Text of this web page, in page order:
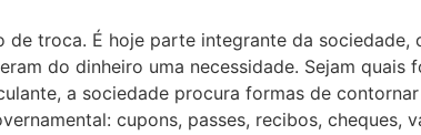
troca. É hoje parte integrante da
do dinheiro uma necessidade. Sejam
a sociedade procura formas de
cupons, passes, recibos, cheques,